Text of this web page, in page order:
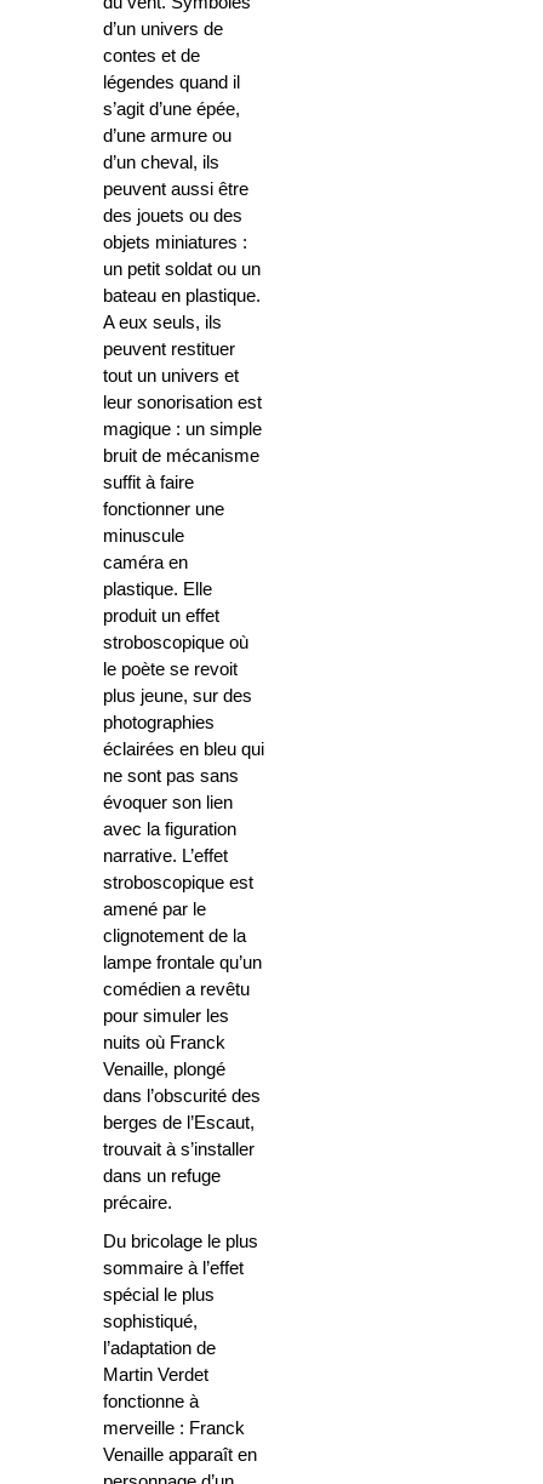
d’un univers de
contes et de
légendes quand il
s’agit d’une épée,
d’une armure ou
d’un cheval, ils
peuvent aussi être
des jouets ou des
objets miniatures :
un petit soldat ou un
bateau en plastique.
A eux seuls, ils
peuvent restituer
tout un univers et
leur sonorisation est
magique : un simple
bruit de mécanisme
suffit à faire
fonctionner une
minuscule
caméra en
plastique. Elle
produit un effet
stroboscopique où
le poète se revoit
plus jeune, sur des
photographies
éclairées en bleu qui
ne sont pas sans
évoquer son lien
avec la figuration
narrative. L’effet
stroboscopique est
amené par le
clignotement de la
lampe frontale qu’un
comédien a revêtu
pour simuler les
nuits où Franck
Venaille, plongé
dans l’obscurité des
berges de l’Escaut,
trouvait à s’installer
dans un refuge
précaire.
Du bricolage le plus
sommaire à l’effet
spécial le plus
sophistiqué,
l’adaptation de
Martin Verdet
fonctionne à
merveille : Franck
Venaille apparaît en